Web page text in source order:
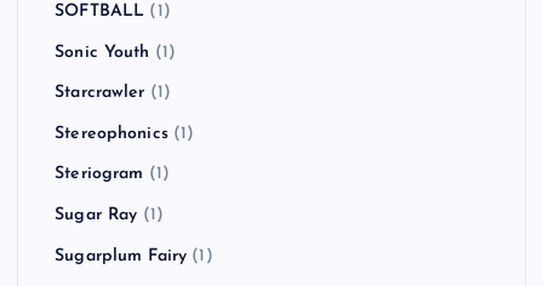
SOFTBALL (1)
Sonic Youth (1)
Starcrawler (1)
Stereophonics(1)
Steriogram (1)
Sugar Ray (1)
Sugarplum Fairy (1)